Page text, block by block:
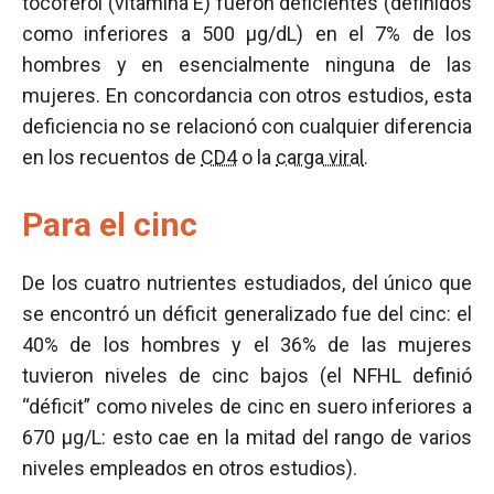
como inferiores a 500 µg/dL) en el 7% de los
hombres y en esencialmente ninguna de las
mujeres. En concordancia con otros estudios, esta
deficiencia no se relacionó con cualquier diferencia
en los recuentos de CD4o la carga viral .
Para el cinc
De los cuatro nutrientes estudiados, del único que
se encontró un déficit generalizado fue del cinc: el
40% de los hombres y el 36% de las mujeres
tuvieron niveles de cinc bajos (el NFHL definió
“déficit” como niveles de cinc en suero inferiores a
670 µg/L: esto cae en la mitad del rango de varios
niveles empleados en otros estudios).